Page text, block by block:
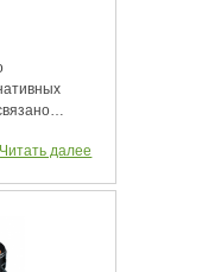
Читать далее